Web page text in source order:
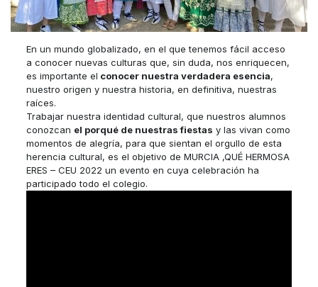
En un mundo globalizado, en el que tenemos fácil acceso
a conocer nuevas culturas que, sin duda, nos enriquecen,
es importante el conocer nuestra verdadera esencia,
nuestro origen y nuestra historia, en definitiva, nuestras
raíces.
Trabajar nuestra identidad cultural, que nuestros alumnos
conozcan el porqué de nuestras fiestas y las vivan como
momentos de alegría, para que sientan el orgullo de esta
herencia cultural, es el objetivo de MURCIA ,QUÉ HERMOSA
ERES – CEU 2022 un evento en cuya celebración ha
participado todo el colegio.